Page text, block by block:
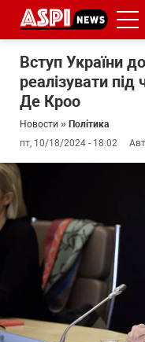
Вступ України
реалізувати під
Де Кроо
Новости » Політика
пт, 10/18/2024 - 18:02
#ООС